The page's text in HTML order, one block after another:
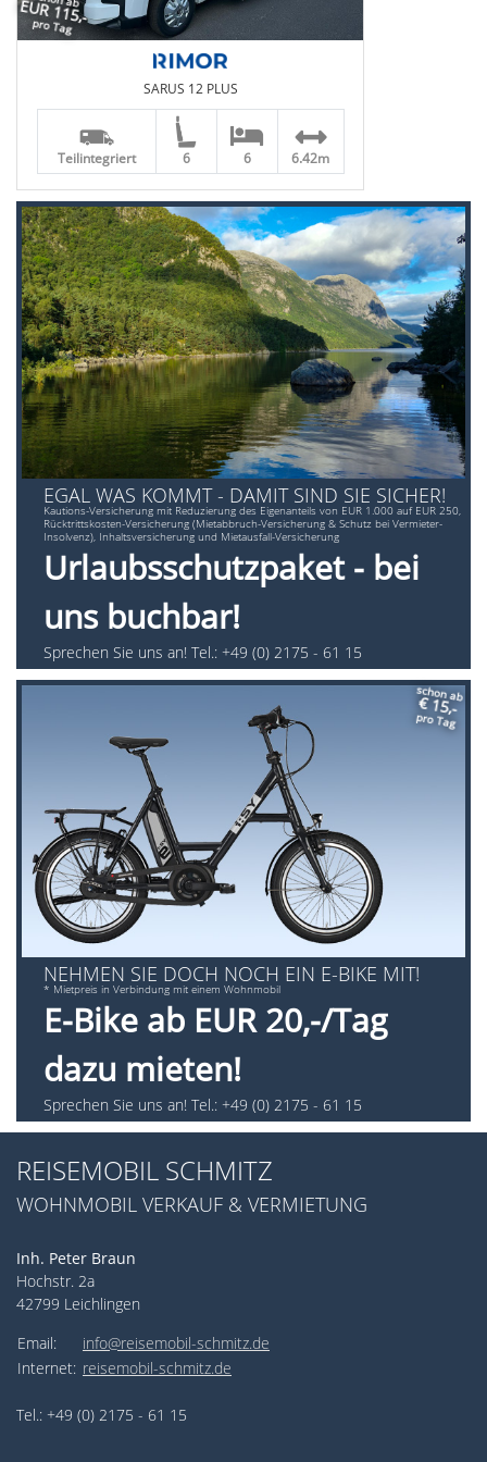
EUR 115,-
pro Tag
SARUS 12 PLUS
Teilintegriert 6 6 6.42m
EGAL WAS KOMMT - DAMIT SIND SIE SICHER!
Kautions-Versicherung mit Reduzierung des Eigenanteils von EUR 1.000 auf EUR 250,
Rücktrittskosten-Versicherung (Mietabbruch-Versicherung & Schutz bei Vermieter-
Insolvenz), Inhaltsversicherung und Mietausfall-Versicherung
Urlaubsschutzpaket - bei
uns buchbar!
Sprechen Sie uns an! Tel.: +49 (0) 2175 - 61 15
schon ab
€ 15,-
pro Tag
NEHMEN SIE DOCH NOCH EIN E-BIKE MIT!
* Mietpreis in Verbindung mit einem Wohnmobil
E-Bike ab EUR 20,-/Tag
dazu mieten!
Sprechen Sie uns an! Tel.: +49 (0) 2175 - 61 15
REISEMOBIL SCHMITZ
WOHNMOBIL VERKAUF & VERMIETUNG
Inh. Peter Braun
Hochstr. 2a
42799 Leichlingen
Email:
info@reisemobil-schmitz.de
Internet: reisemobil-schmitz.de
Tel.: +49 (0) 2175 - 61 15